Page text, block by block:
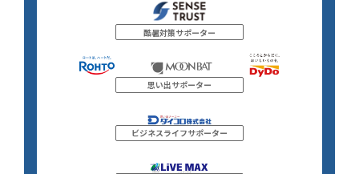
酷暑対策サポーター
思い出サポーター
ビジネスライフサポーター